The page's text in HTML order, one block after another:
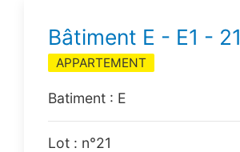
Bâtiment E - E1 - 21
APPARTEMENT
Batiment : E
Lot : n°21